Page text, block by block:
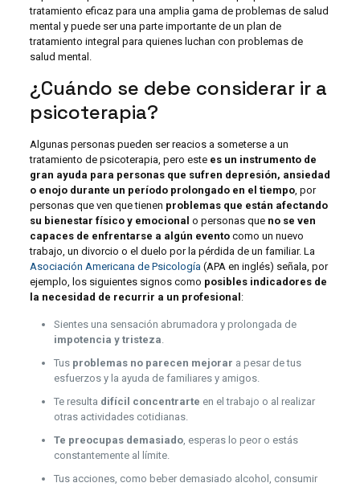
tratamiento eficaz para una amplia gama de problemas de salud
mental y puede ser una parte importante de un plan de
tratamiento integral para quienes luchan con problemas de
salud mental.
¿Cuándo se debe considerar ir a
psicoterapia?
Algunas personas pueden ser reacios a someterse a un
tratamiento de psicoterapia, pero este es un instrumento de
gran ayuda para personas que sufren depresión, ansiedad
o enojo durante un período prolongado en el tiempo, por
personas que ven que tienen problemas que están afectando
su bienestar físico y emocional o personas que no se ven
capaces de enfrentarse a algún eventocomo un nuevo
trabajo, un divorcio o el duelo por la pérdida de un familiar. La
Asociación Americana de Psicología(APA en inglés) señala, por
ejemplo, los siguientes signos como posibles indicadores de
la necesidad de recurrir a un profesional :
Sientes una sensación abrumadora y prolongada de
impotencia y tristeza.
Tus problemas no parecen mejorar a pesar de tus
esfuerzos y la ayuda de familiares y amigos.
Te resulta difícil concentrarte en el trabajo o al realizar
otras actividades cotidianas.
Te preocupas demasiado, esperas lo peor o estás
constantemente al límite.
Tus acciones, como beber demasiado alcohol, consumir